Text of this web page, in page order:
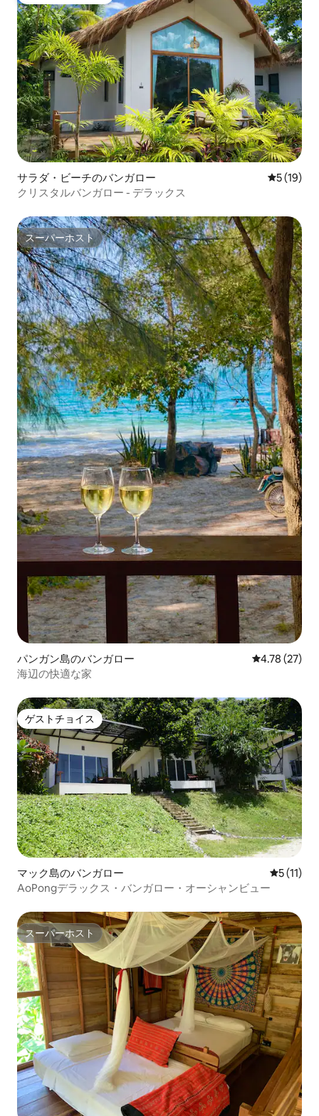
サラダ・ビーチのバンガロー レビュー
5 (19)
クリスタルバンガロー - デラックス
スーパーホスト
スーパーホスト
パンガン島のバンガロー レビュー27
4.78 (27)
海辺の快適な家
ゲストチョイス
ゲストチョイス
マック島のバンガロー レビュー
5 (11)
AoPongデラックス・バンガロー・オーシャンビュー
スーパーホスト
スーパーホスト